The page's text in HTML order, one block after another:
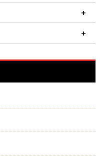
ント
リア周りカスタム
EVOとSG908maxになり
以下で登録不要
の撮影PV 球場がみえま
マッチングプラットフォ
の撮影ご依頼
マッチングプラットフォ
トが紹介されました！
撮影ご依頼
ンクとして